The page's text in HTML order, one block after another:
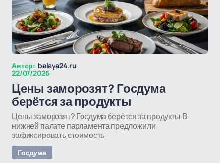
Автор: belaya24.ru
22/07/2026
Цены заморозят? Госдума
берётся за продукты
Цены заморозят? Госдума берётся за продукты В
нижней палате парламента предложили
зафиксировать стоимость
Госдума